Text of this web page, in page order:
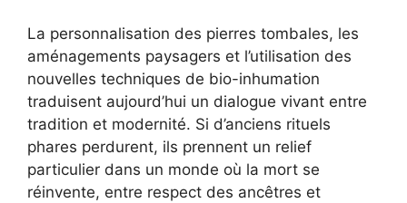
La personnalisation des pierres tombales, les
aménagements paysagers et l’utilisation des
nouvelles techniques de bio-inhumation
traduisent aujourd’hui un dialogue vivant entre
tradition et modernité. Si d’anciens rituels
phares perdurent, ils prennent un relief
particulier dans un monde où la mort se
réinvente, entre respect des ancêtres et